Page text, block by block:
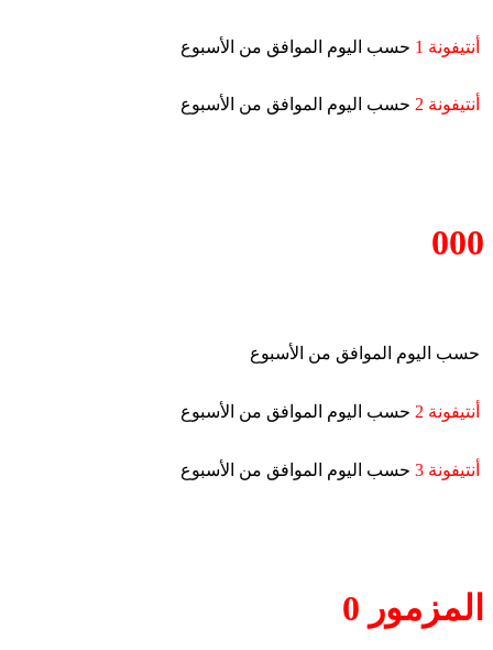
أنتيفونة 1 حسب اليوم الموافق من الأسبوع
أنتيفونة 2 حسب اليوم الموافق من الأسبوع
000
حسب اليوم الموافق من الأسبوع
أنتيفونة 2 حسب اليوم الموافق من الأسبوع
أنتيفونة 3 حسب اليوم الموافق من الأسبوع
المزمور 0